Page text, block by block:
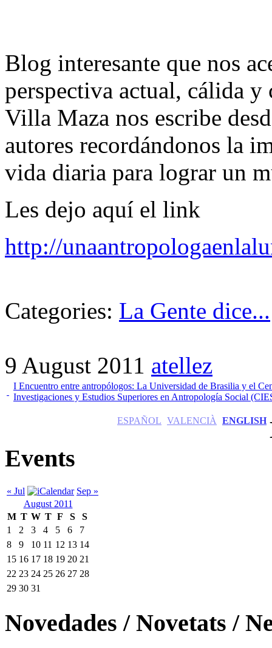
Blog interesante que nos
perspectiva actual, cálida
Villa Maza nos escribe
autores recordándonos la
vida diaria para lograr un
Les dejo aquí el link
http://
Categories: La Gente dice...
9 August 2011 atellez
I Encuentro entre antropólogos: La Universidad de Brasilia y el
Investigaciones y Estudios Superiores en Antropología Social
ESPAÑOL VALENCIÀ ENGLISH
Events
« Jul
Sep »
August 2011
M T W T F S
S
1
2 3 4 5 6
7
8
9 10 11 12 13 14
15 16 17 18 19 20 21
22 23 24 25 26 27 28
29 30 31
Novedades / Novetats /